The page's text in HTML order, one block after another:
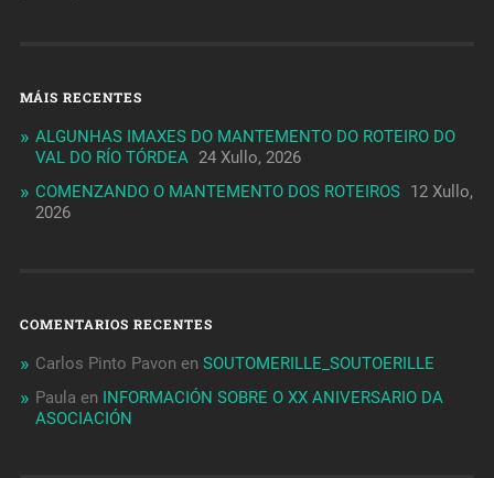
MÁIS RECENTES
ALGUNHAS IMAXES DO MANTEMENTO DO ROTEIRO DO
VAL DO RÍO TÓRDEA 24 Xullo, 2026
COMENZANDO O MANTEMENTO DOS ROTEIROS 12 Xullo,
2026
COMENTARIOS RECENTES
Carlos Pinto Pavon en SOUTOMERILLE_SOUTOERILLE
Paula en
INFORMACIÓN SOBRE O XX ANIVERSARIO DA
ASOCIACIÓN